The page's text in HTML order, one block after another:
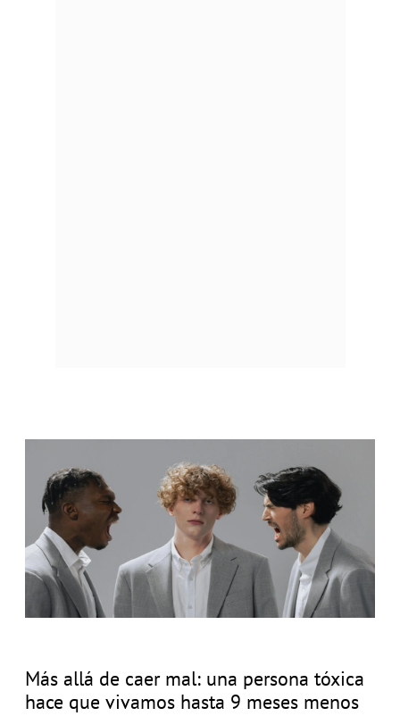
Más allá de caer mal: una persona tóxica
hace que vivamos hasta 9 meses menos